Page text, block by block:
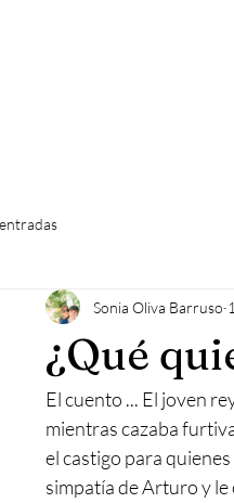
¿Qué
Sonia Oliva Barruso
El cuento ... El joven
mientras cazaba
el castigo para
simpatía de Arturo y le